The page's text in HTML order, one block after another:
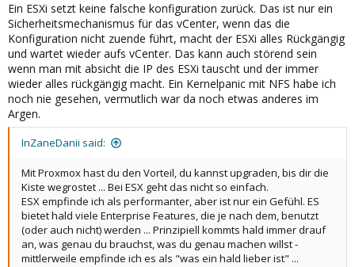
Ein ESXi setzt keine falsche konfiguration zurück. Das ist nur ein
Sicherheitsmechanismus für das vCenter, wenn das die
Konfiguration nicht zuende führt, macht der ESXi alles Rückgängig
und wartet wieder aufs vCenter. Das kann auch störend sein
wenn man mit absicht die IP des ESXi tauscht und der immer
wieder alles rückgängig macht. Ein Kernelpanic mit NFS habe ich
noch nie gesehen, vermutlich war da noch etwas anderes im
Argen.
InZaneDanii said:
Mit Proxmox hast du den Vorteil, du kannst upgraden, bis dir die
Kiste wegrostet ... Bei ESX geht das nicht so einfach.
ESX empfinde ich als performanter, aber ist nur ein Gefühl. ES
bietet hald viele Enterprise Features, die je nach dem, benutzt
(oder auch nicht) werden ... Prinzipiell kommts hald immer drauf
an, was genau du brauchst, was du genau machen willst -
mittlerweile empfinde ich es als "was ein hald lieber ist" ...